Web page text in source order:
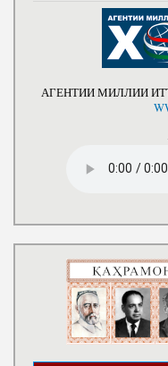
АГЕНТИИ МИЛЛИИ